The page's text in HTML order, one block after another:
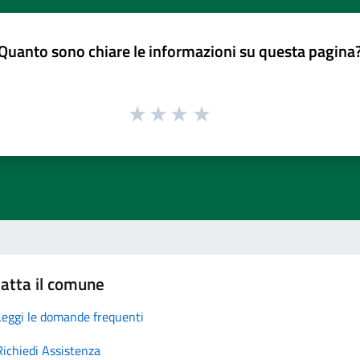
sono chiare le informazioni su questa
il comune
le domande frequenti
Assistenza